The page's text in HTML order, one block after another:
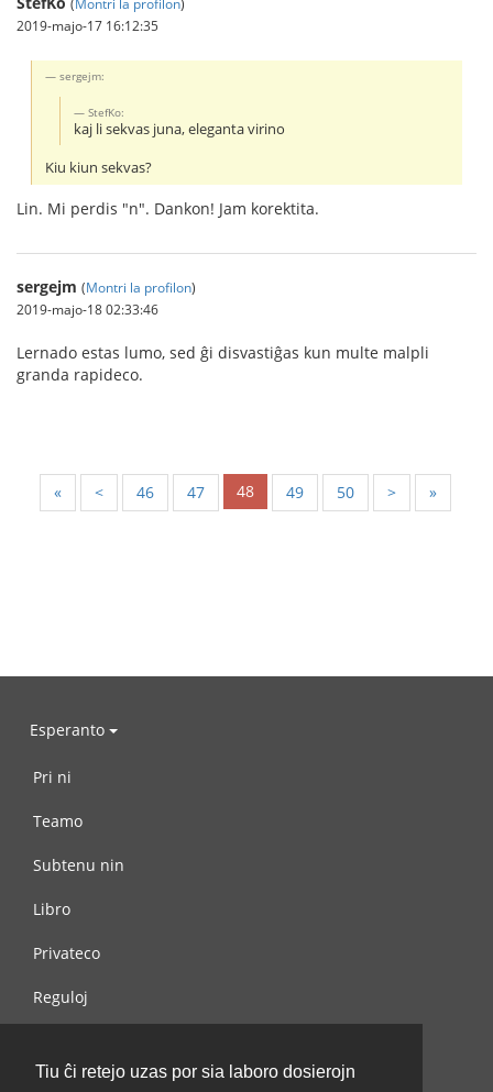
Tiu ĉi retejo uzas por sia laboro dosierojn
2019-majo-17 16:12:35
sergejm:
StefKo:
kaj li sekvas juna, eleganta virino
Kiu kiun sekvas?
Lin. Mi perdis "n". Dankon! Jam korektita.
sergejm (Montri la profilon)
2019-majo-18 02:33:46
Lernado estas lumo, sed ĝi disvastiĝas kun multe malpli
granda rapideco.
« < 46 47 48 49 50 > »
Esperanto
Pri ni
Teamo
Subtenu nin
Libro
Privateco
Reguloj